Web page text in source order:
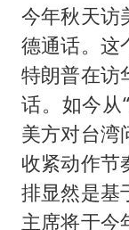
今年秋天访
德通话。这
特朗普在访
话。如今从
美方对台湾
收紧动作节
排显然是基
主席将于今